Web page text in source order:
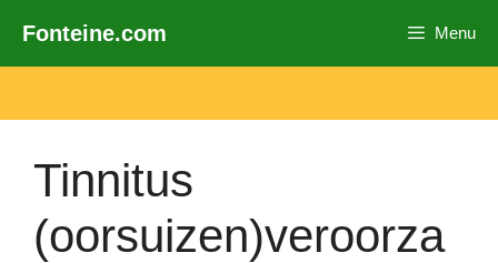
naar
inhoud
Fonteine.com Menu
Tinnitus
(oorsuizen)veroorza